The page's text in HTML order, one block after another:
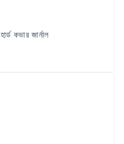
হার্ড কভার জার্নাল